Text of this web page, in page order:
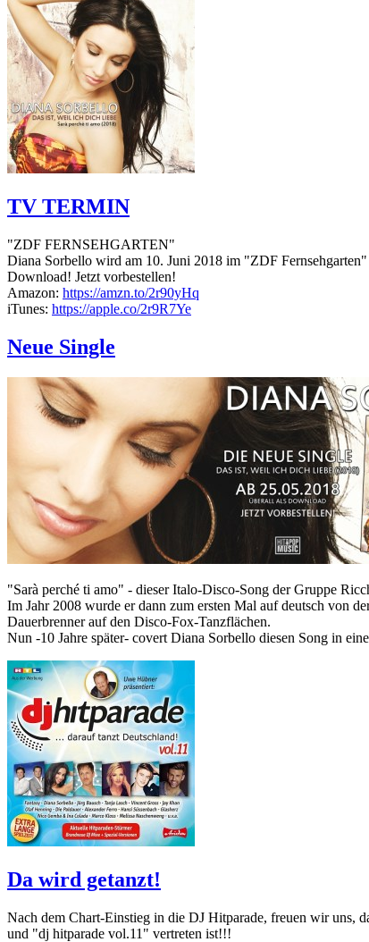
TV TERMIN
"ZDF FERNSEHGARTEN"
Diana Sorbello wird am 10. Juni 2018 im "ZDF
Download! Jetzt vorbestellen!
Amazon: https://amzn.to/2r90yHq
iTunes: https://apple.co/2r9R7Ye
Neue Single
"Sarà perché ti amo" - dieser Italo-Disco-Song der Gruppe
Im Jahr 2008 wurde er dann zum ersten Mal auf deutsch von
Dauerbrenner auf den Disco-Fox-Tanzflächen.
Nun -10 Jahre später- covert Diana Sorbello diesen Song in
Da wird getanzt!
Nach dem Chart-Einstieg in die DJ Hitparade, freuen wir
und "dj hitparade vol.11" vertreten ist!!!